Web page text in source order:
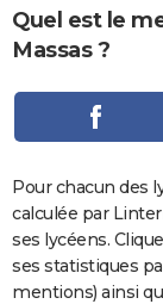
CARTE DE VOEUX
Dictionnaire
Biographies
Expressions
Proverbes
PROGRAMME TV
COPAINS D'AVANT
S'inscrire
Se connecter
Lycées
Collèges
Primaires
Universités
Entreprises
Service militaire
Avis de recherche
AVIS DE DÉCÈS
FORUM
Quel est le
Massas ?
Pour chacun des
calculée par
ses lycéens.
ses statistiques
mentions) ainsi